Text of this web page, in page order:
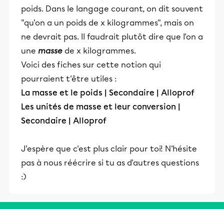
poids. Dans le langage courant, on dit souvent
"qu'on a un poids de x kilogrammes", mais on
ne devrait pas. Il faudrait plutôt dire que l'on a
une masse de x kilogrammes.
Voici des fiches sur cette notion qui
pourraient t'être utiles :
La masse et le poids | Secondaire | Alloprof
Les unités de masse et leur conversion |
Secondaire | Alloprof
J'espère que c'est plus clair pour toi! N'hésite
pas à nous réécrire si tu as d'autres questions
:)